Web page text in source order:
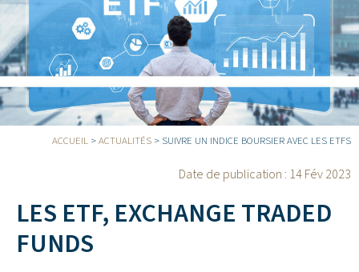
ACCUEIL >ACTUALITÉS > SUIVRE UN INDICE BOURSIER AVEC LES ETFS
Date de publication : 14 Fév 2023
LES ETF, EXCHANGE TRADED
FUNDS